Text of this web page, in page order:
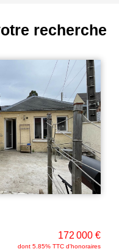
recherche
243 500